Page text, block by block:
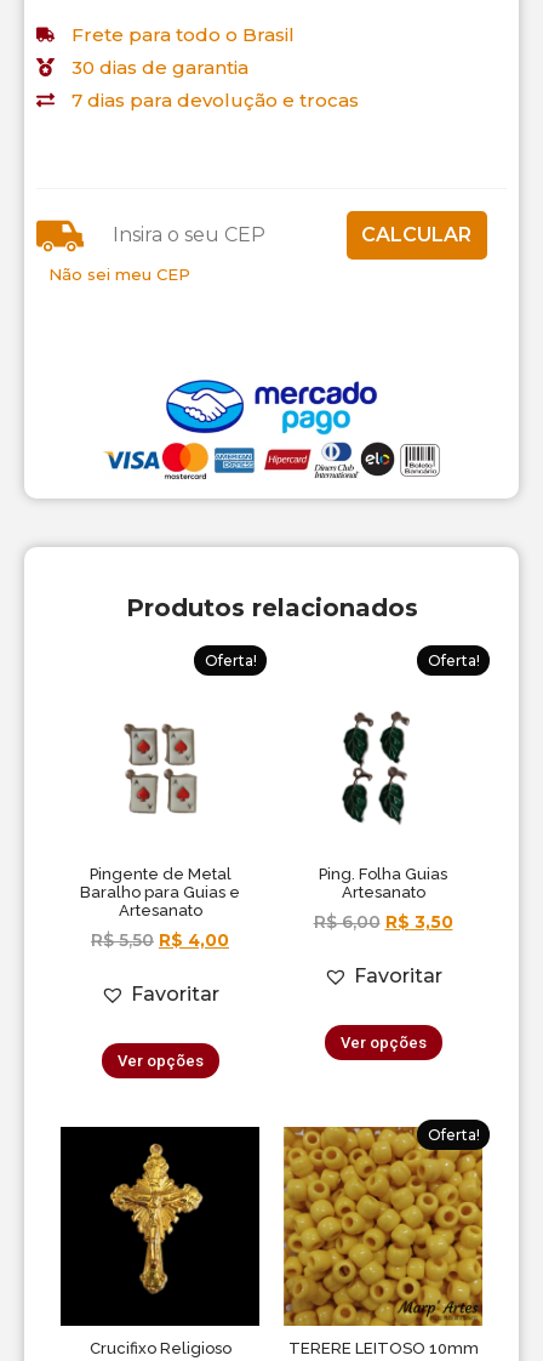
Frete para todo o Brasil
30 dias de garantia
7 dias para devolução e trocas
Não sei meu CEP
Produtos relacionados
Oferta!
Pingente de Metal
Baralho para Guias e
Artesanato
R$5,50 R$ 4,00
Favoritar
Ver opções
Oferta!
Ping. Folha Guias
Artesanato
R$6,00 R$ 3,50
Favoritar
Ver opções
Crucifixo Religioso
Oferta!
TERERE LEITOSO 10mm